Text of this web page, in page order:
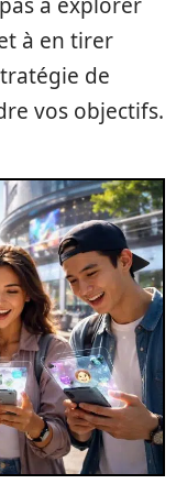
à en tirer
de
vos objectifs.